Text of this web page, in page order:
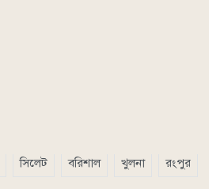
সিলেট বরিশাল খুলনা রংপুর